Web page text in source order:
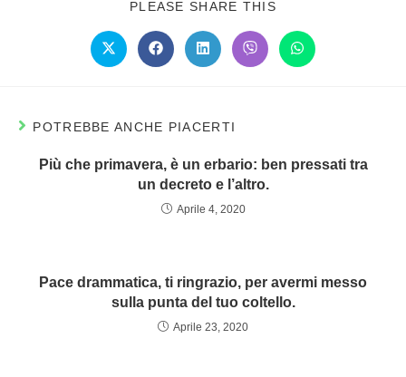
PLEASE SHARE THIS
POTREBBE ANCHE PIACERTI
Più che primavera, è un erbario: ben pressati tra
un decreto e l’altro.
Aprile 4, 2020
Pace drammatica, ti ringrazio, per avermi messo
sulla punta del tuo coltello.
Aprile 23, 2020